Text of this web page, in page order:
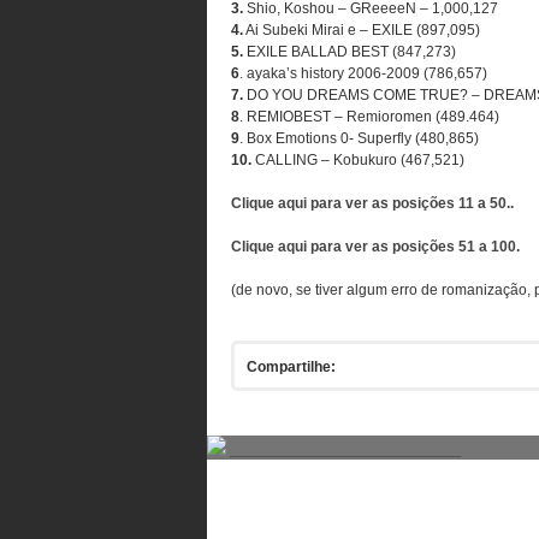
3. Shio, Koshou – GReeeeN – 1,000,127
4.Ai Subeki Mirai e – EXILE (897,095)
5. EXILE BALLAD BEST (847,273)
6. ayaka’s history 2006-2009 (786,657)
7. DO YOU DREAMS COME TRUE? –
8. REMIOBEST – Remioromen (489.464)
9. Box Emotions 0- Superfly (480,865)
10. CALLING – Kobukuro (467,521)
Clique aqui para ver as posições 11 a 50..
Clique aqui para ver as posições 51 a 100.
(de novo, se tiver algum erro de romanização,
Compartilhe: